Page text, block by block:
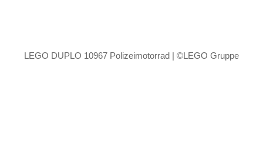
LEGO DUPLO 10967 Polizeimotorrad | ©LEGO Gruppe